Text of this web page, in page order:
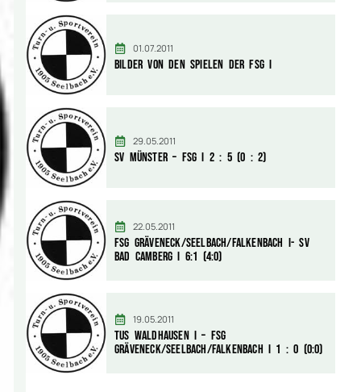
01.07.2011
Bilder von den Spielen der FSG I
29.05.2011
SV Münster – FSG I 2 : 5 (0 : 2)
22.05.2011
FSG Gräveneck/Seelbach/Falkenbach I- SV
Bad Camberg I 6:1 (4:0)
19.05.2011
TuS Waldhausen I – FSG
Gräveneck/Seelbach/Falkenbach I 1 : 0 (0:0)